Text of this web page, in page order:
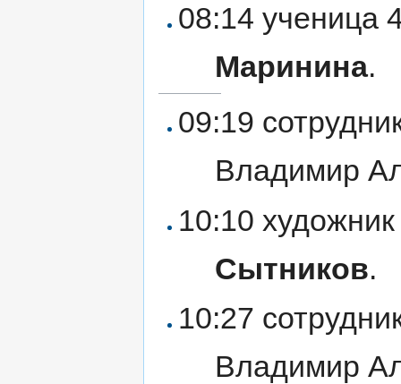
08:14 ученица
Маринина.
09:19
Владимир
10:10
Сытников.
10:27
Владимир